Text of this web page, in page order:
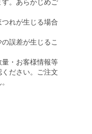
。あらかじめご
れが生じる場合
誤差が生じるこ
・お客様情報等
ださい。ご注文